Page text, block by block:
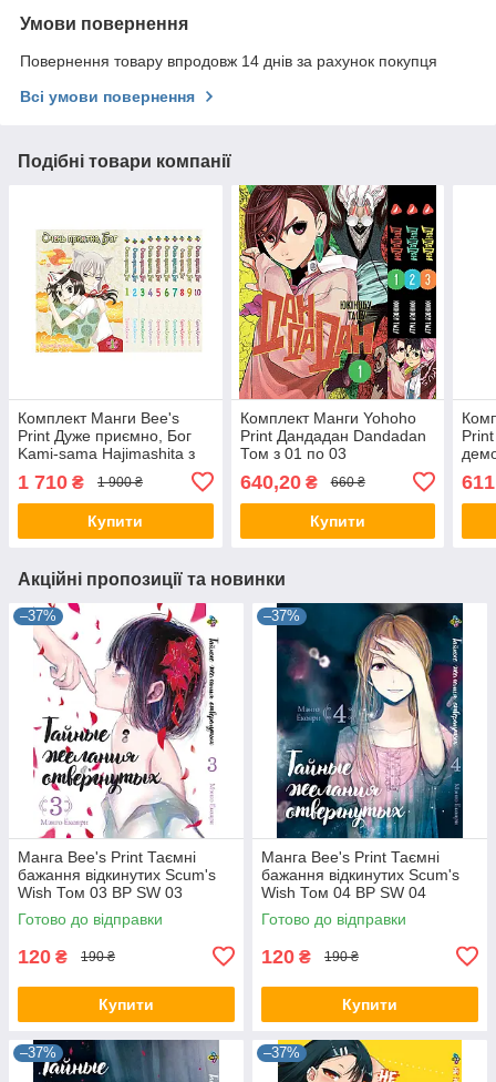
Умови повернення
Повернення товару впродовж 14 днів за рахунок покупця
Всі умови повернення
Подібні товари компанії
Комплект Манги Bee's
Print Дуже приємно, Бог
Kami-sama Hajimashita з
1 710 ₴ 1 900 ₴
Купити
Комплект Манги Yohoho
Print Дандадан Dandadan
Том з 01 по 03
DDD SET 02
640,20₴ 660 ₴
Купити
YP
Акційні пропозиції та новинки
–37%
Манга Bee's Print Таємні
бажання відкинутих Scum's
Wish Том 03 BP SW 03
Готово до відправки
120 ₴ 190 ₴
Купити
–37%
Манга Bee's Print Таємні
бажання відкинутих Scum's
Wish Том 04 BP SW 04
Готово до відправки
120 ₴ 190 ₴
Купити
–37% –37%